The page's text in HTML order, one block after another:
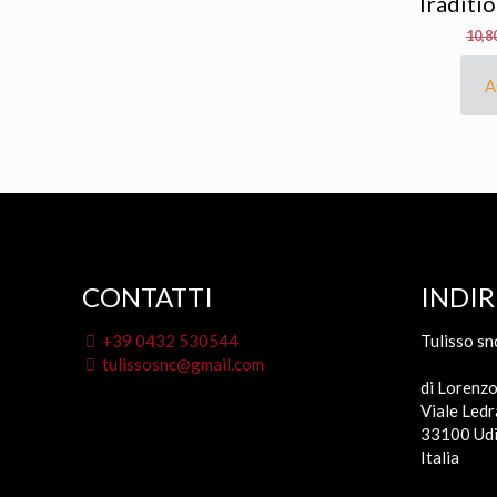
CONTATTI
+39 0432 530544
tulissosnc@gmail.com
Tulisso
di
Viale
33100
Italia